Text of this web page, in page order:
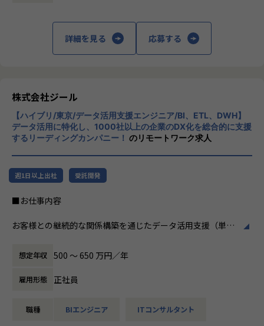
・アカウントプランを策定し、営業と連携して提案〜受注ま
・ステアリングコミッティを通じた意思決定支援・関係強化
・顧客と「共に事業を創る」経験ができる
-単発案件ではなく、中長期視点で顧客のビジネス成長に
関与できます。
・大手企業の意思決定層と直接対峙できる
・裁量の大きいアカウント経営に近い役割
で関われます。
-データ領域の専門開発は不要。PM・ビジネス視点を活か
・セカンドキャリアとしてのフィット
-ラインマネジメント経験を活かしつつ、再び顧客最前線で
価値発揮が可能です。
■組織紹介（アカウントマネジメント室について）
■Mission：専門性と技術力、高度な分析ノ
ズに応えるため、私たちは「プロフェッショ
ナルサービスの大衆化」をミッションとして
掲げております。高い専門性を持った技術
力、深い経験から得られた多様性のある高度
な分析力をハイクオリティ＆ローコストで提
供することで、企業の競争優位確保に貢献す
ることを私たちは使命としております。
員全員が燃える会社」を目指しています。理
展する企業です。そして、社員全員が燃え続
ます。お客様に対する長期的な貢献を果たす
詳細を見る 応募する
株式会社ジール
【ハイブリ/東京/データ活用支援エンジニア/BI、ETL、DWH】
データ活用に特化し、1000社以上の企業のDX化を総合的に支援
するリーディングカンパニー！ のリモートワーク求人
週1日以上出社 受託開発
■お仕事内容
お客様との継続的な関係構築を通じたデータ活用支援（単発
具体的な業務内容は以下のとおりです。
●顧客の業務理解を深め、課題に対するデータ活用の提案・
実行
●DOMOを含む、データ統合基盤に関わる各種製品・サービ
想定年収 500 〜 650 万円／年
雇用形態 正社員
職種 BIエンジニア ITコンサルタント